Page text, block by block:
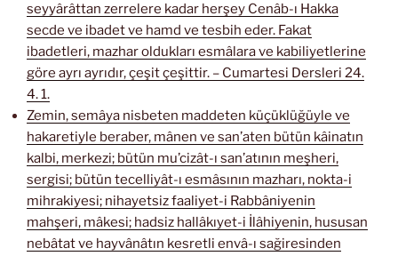
seyyârâttan zerrelere kadar herşey Cenâb-ı Hakka
secde ve ibadet ve hamd ve tesbih eder. Fakat
ibadetleri, mazhar oldukları esmâlara ve kabiliyetlerine
göre ayrı ayrıdır, çeşit çeşittir. – Cumartesi Dersleri 24.
4. 1.
Zemin, semâya nisbeten maddeten küçüklüğüyle ve
hakaretiyle beraber, mânen ve san’aten bütün kâinatın
kalbi, merkezi; bütün mu’cizât-ı san’atının meşheri,
sergisi; bütün tecelliyât-ı esmâsının mazharı, nokta-i
mihrakiyesi; nihayetsiz faaliyet-i Rabbâniyenin
mahşeri, mâkesi; hadsiz hallâkıyet-i İlâhiyenin, hususan
nebâtat ve hayvânâtın kesretli envâ-ı sağiresinden